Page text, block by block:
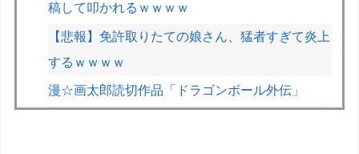
稿して叩かれるｗｗｗｗ
【悲報】免許取りたての娘さん、猛者すぎて炎上
するｗｗｗｗ
漫☆画太郎読切作品「ドラゴンボール外伝」